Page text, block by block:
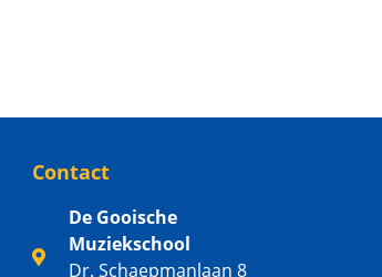
Contact
De Gooische
Muziekschool
Dr. Schaepmanlaan 8